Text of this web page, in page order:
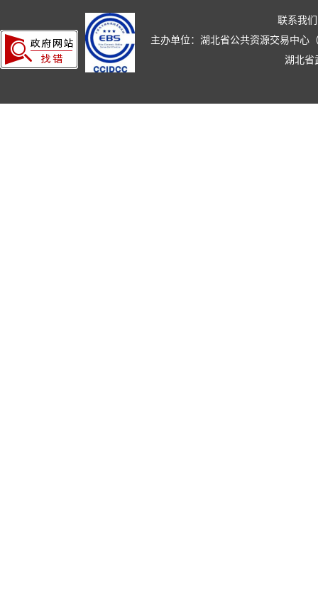
联系我们
主办单位：湖北省公共资源交易中心
湖北省